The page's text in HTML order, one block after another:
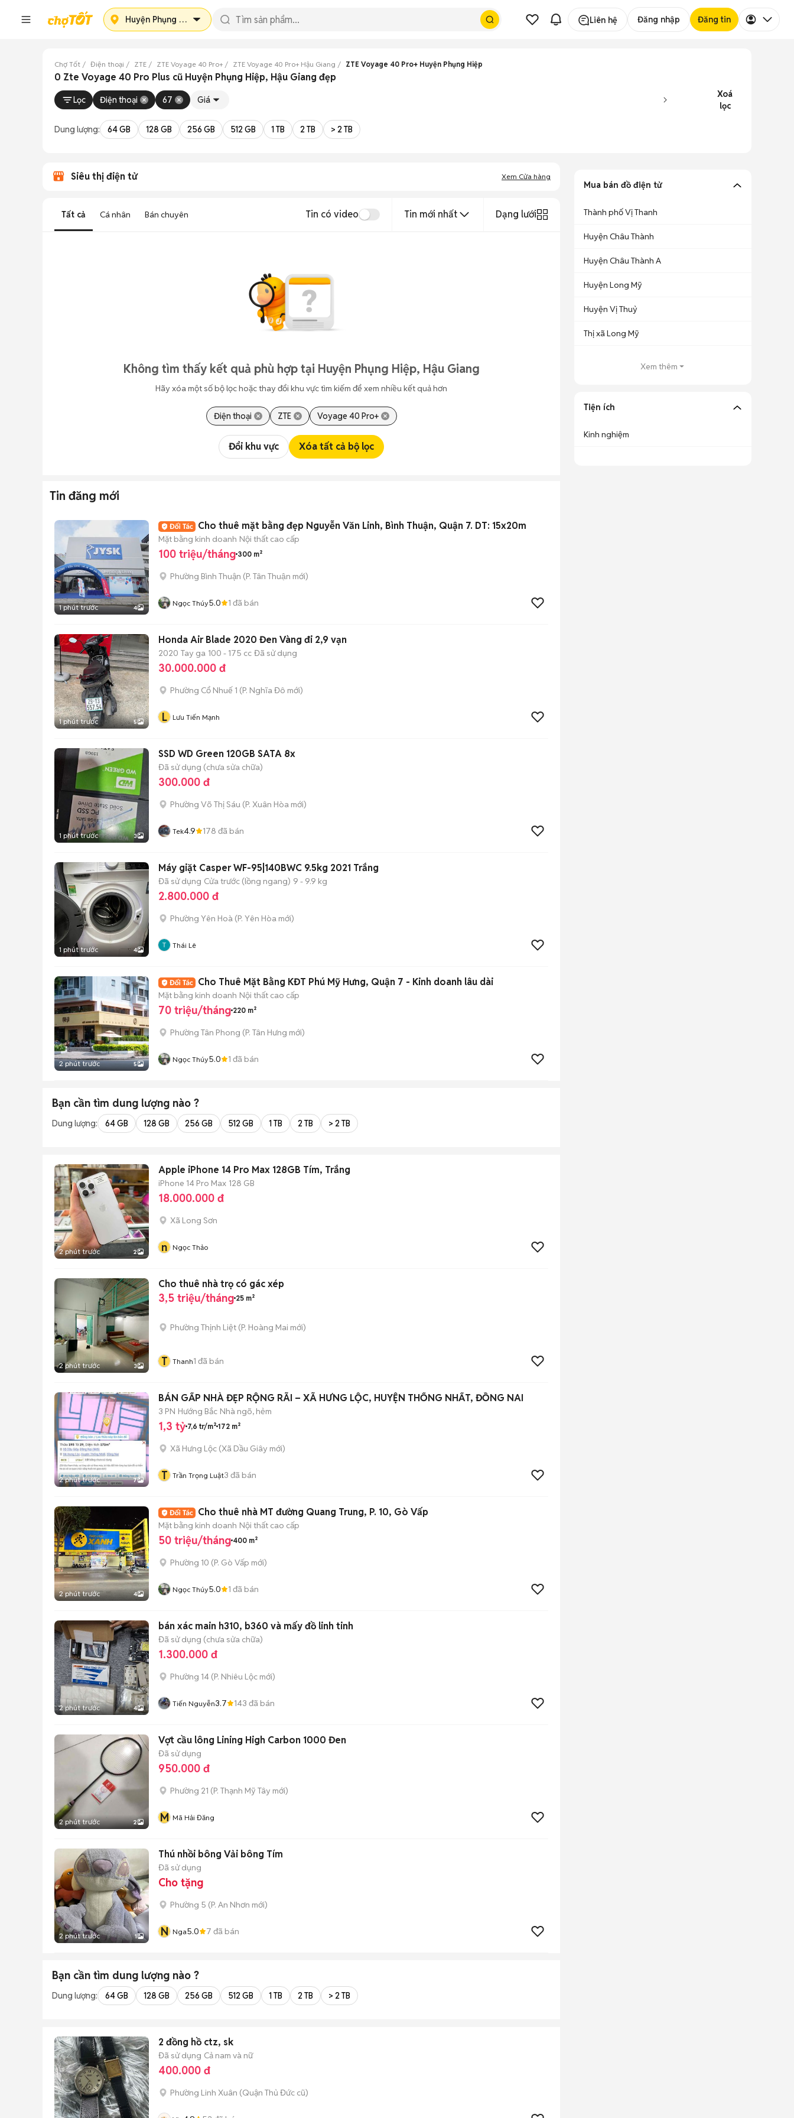
Huyện Phụng Hiệp Liên hệ Đăng nhập Đăng tin
Chợ Tốt Điện thoại ZTE ZTE Voyage 40 Pro+ ZTE Voyage 40 Pro+ Hậu Giang ZTE Voyage 40 Pro+ Huyện Phụng Hiệp
0 Zte Voyage 40 Pro Plus cũ Huyện Phụng Hiệp, Hậu Giang đẹp
Lọc Điện thoại 67 Giá
Xoá
lọc
Dung lượng: 64 GB 128 GB 256 GB 512 GB 1 TB 2 TB > 2 TB
Siêu thị điện tử Xem Cửa hàng
Tất cả Cá nhân Bán chuyên Tin có video Tin mới nhất Dạng lưới
Không tìm thấy kết quả phù hợp tại Huyện Phụng Hiệp, Hậu Giang
Hãy xóa một số bộ lọc hoặc thay đổi khu vực tìm kiếm để xem nhiều kết quả hơn
Điện thoại ZTE Voyage 40 Pro+
Đổi khu vực Xóa tất cả bộ lọc
Tin đăng mới
1 phút trước 4
Cho thuê mặt bằng đẹp Nguyễn Văn Linh, Bình Thuận, Quận 7. DT: 15x20m
Mặt bằng kinh doanh Nội thất cao cấp
100 triệu/tháng 300 m²
Phường Bình Thuận (P. Tân Thuận mới)
Ngọc Thúy5.0 1 đã bán
1 phút trước 5
Honda Air Blade 2020 Đen Vàng đi 2,9 vạn
2020 Tay ga 100 - 175 cc Đã sử dụng
30.000.000 đ
Phường Cổ Nhuế 1 (P. Nghĩa Đô mới)
L Lưu Tiến Mạnh
1 phút trước 3
SSD WD Green 120GB SATA 8x
Đã sử dụng (chưa sửa chữa)
300.000 đ
Phường Võ Thị Sáu (P. Xuân Hòa mới)
Tek4.9 178 đã bán
1 phút trước 4
Máy giặt Casper WF-95|140BWC 9.5kg 2021 Trắng
Đã sử dụng Cửa trước (lồng ngang) 9 - 9.9 kg
2.800.000 đ
Phường Yên Hoà (P. Yên Hòa mới)
Thái Lê
2 phút trước 5
Cho Thuê Mặt Bằng KĐT Phú Mỹ Hưng, Quận 7 - Kinh doanh lâu dài
Mặt bằng kinh doanh Nội thất cao cấp
70 triệu/tháng 220 m²
Phường Tân Phong (P. Tân Hưng mới)
Ngọc Thúy5.0 1 đã bán
Bạn cần tìm dung lượng nào ?
Dung lượng: 64 GB 128 GB 256 GB 512 GB 1 TB 2 TB > 2 TB
2 phút trước 2
Apple iPhone 14 Pro Max 128GB Tím, Trắng
iPhone 14 Pro Max 128 GB
18.000.000 đ
Xã Long Sơn
n Ngọc Thảo
2 phút trước 3
Cho thuê nhà trọ có gác xép
3,5 triệu/tháng 25 m²
Phường Thịnh Liệt (P. Hoàng Mai mới)
T Thanh1 đã bán
2 phút trước 7
BÁN GẤP NHÀ ĐẸP RỘNG RÃI – XÃ HƯNG LỘC, HUYỆN THỐNG NHẤT, ĐỒNG NAI
3 PN Hướng Bắc Nhà ngõ, hẻm
1,3 tỷ 7,6 tr/m² 172 m²
Xã Hưng Lộc (Xã Dầu Giây mới)
T Trần Trọng Luật3 đã bán
2 phút trước 4
Cho thuê nhà MT đường Quang Trung, P. 10, Gò Vấp
Mặt bằng kinh doanh Nội thất cao cấp
50 triệu/tháng 400 m²
Phường 10 (P. Gò Vấp mới)
Ngọc Thúy5.0 1 đã bán
2 phút trước 4
bán xác main h310, b360 và mấy đồ linh tinh
Đã sử dụng (chưa sửa chữa)
1.300.000 đ
Phường 14 (P. Nhiêu Lộc mới)
Tiến Nguyễn3.7 143 đã bán
2 phút trước 2
Vợt cầu lông Lining High Carbon 1000 Đen
Đã sử dụng
950.000 đ
Phường 21 (P. Thạnh Mỹ Tây mới)
M Mã Hải Đăng
2 phút trước 1
Thú nhồi bông Vải bông Tím
Đã sử dụng
Cho tặng
Phường 5 (P. An Nhơn mới)
N Nga5.0 7 đã bán
Bạn cần tìm dung lượng nào ?
Dung lượng: 64 GB 128 GB 256 GB 512 GB 1 TB 2 TB > 2 TB
2 đồng hồ ctz, sk
Đã sử dụng Cả nam và nữ
400.000 đ
Phường Linh Xuân (Quận Thủ Đức cũ)
Mua bán đồ điện tử
Thành phố Vị Thanh
Huyện Châu Thành
Huyện Châu Thành A
Huyện Long Mỹ
Huyện Vị Thuỷ
Thị xã Long Mỹ
Xem thêm
Tiện ích
Kinh nghiệm